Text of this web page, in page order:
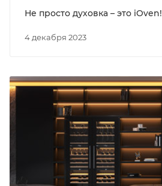
4 декабря 2023
Не просто духовка – это iOven!